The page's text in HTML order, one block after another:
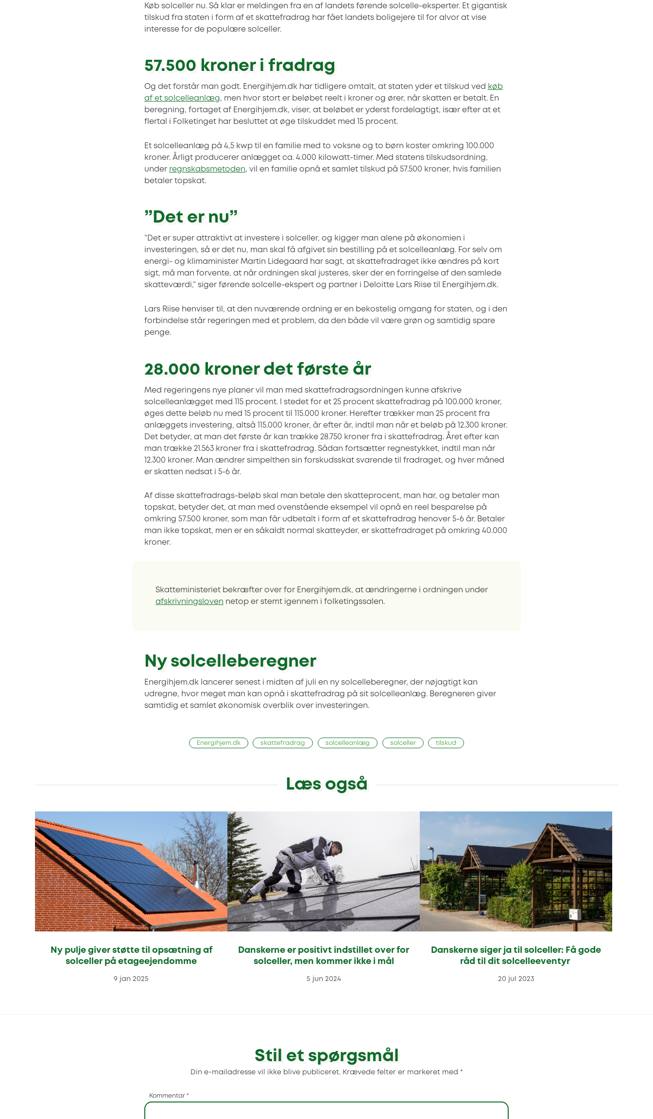
Køb solceller nu. Så klar er meldingen fra en af landets førende solcelle-eksperter. Et gigantisk
tilskud fra staten i form af et skattefradrag har fået landets boligejere til for alvor at vise
interesse for de populære solceller.
57.500 kroner i fradrag
Og det forstår man godt. Energihjem.dk har tidligere omtalt, at staten yder et tilskud ved køb
af et solcelleanlæg, men hvor stort er beløbet reelt i kroner og ører, når skatten er betalt. En
beregning, fortaget af Energihjem.dk, viser, at beløbet er yderst fordelagtigt, især efter at et
flertal i Folketinget har besluttet at øge tilskuddet med 15 procent.
Et solcelleanlæg på 4,5 kwp til en familie med to voksne og to børn koster omkring 100.000
kroner. Årligt producerer anlægget ca. 4.000 kilowatt-timer. Med statens tilskudsordning,
under regnskabsmetoden, vil en familie opnå et samlet tilskud på 57.500 kroner, hvis familien
betaler topskat.
”Det er nu”
”Det er super attraktivt at investere i solceller, og kigger man alene på økonomien i
investeringen, så er det nu, man skal få afgivet sin bestilling på et solcelleanlæg. For selv om
energi- og klimaminister Martin Lidegaard har sagt, at skattefradraget ikke ændres på kort
sigt, må man forvente, at når ordningen skal justeres, sker der en forringelse af den samlede
skatteværdi,” siger førende solcelle-ekspert og partner i Deloitte Lars Riise til Energihjem.dk.
Lars Riise henviser til, at den nuværende ordning er en bekostelig omgang for staten, og i den
forbindelse står regeringen med et problem, da den både vil være grøn og samtidig spare
penge.
28.000 kroner det første år
Med regeringens nye planer vil man med skattefradragsordningen kunne afskrive
solcelleanlægget med 115 procent. I stedet for et 25 procent skattefradrag på 100.000 kroner,
øges dette beløb nu med 15 procent til 115.000 kroner. Herefter trækker man 25 procent fra
anlæggets investering, altså 115.000 kroner, år efter år, indtil man når et beløb på 12.300 kroner.
Det betyder, at man det første år kan trække 28.750 kroner fra i skattefradrag. Året efter kan
man trække 21.563 kroner fra i skattefradrag. Sådan fortsætter regnestykket, indtil man når
12.300 kroner. Man ændrer simpelthen sin forskudsskat svarende til fradraget, og hver måned
er skatten nedsat i 5-6 år.
Af disse skattefradrags-beløb skal man betale den skatteprocent, man har, og betaler man
topskat, betyder det, at man med ovenstående eksempel vil opnå en reel besparelse på
omkring 57.500 kroner, som man får udbetalt i form af et skattefradrag henover 5-6 år. Betaler
man ikke topskat, men er en såkaldt normal skatteyder, er skattefradraget på omkring 40.000
kroner.
Skatteministeriet bekræfter over for Energihjem.dk, at ændringerne i ordningen under
afskrivningsloven netop er stemt igennem i folketingssalen.
Ny solcelleberegner
Energihjem.dk lancerer senest i midten af juli en ny solcelleberegner, der nøjagtigt kan
udregne, hvor meget man kan opnå i skattefradrag på sit solcelleanlæg. Beregneren giver
samtidig et samlet økonomisk overblik over investeringen.
Energihjem.dk skattefradrag solcelleanlæg solceller tilskud
Læs også
Ny pulje giver støtte til opsætning af
solceller på etageejendomme
9 jan 2025
Danskerne er positivt indstillet over for
solceller, men kommer ikke i mål
5 jun 2024
Danskerne siger ja til solceller: Få gode
råd til dit solcelleeventyr
20 jul 2023
Stil et spørgsmål
Din e-mailadresse vil ikke blive publiceret. Krævede felter er markeret med *
Kommentar *